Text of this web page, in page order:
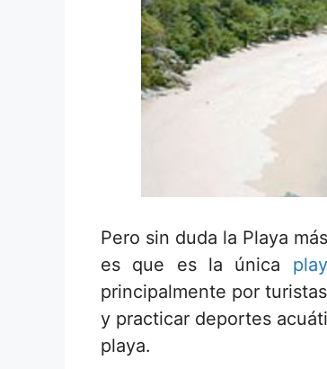
Pero sin duda la Playa
es que es la única
principalmente por
y practicar deportes
playa.